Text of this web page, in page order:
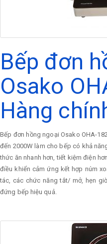
Bếp đơn
Osako
Hàng
Bếp đơn hồng ngoại Osako OHA-
đến 2000W làm cho bếp có khả
thức ăn nhanh hơn, tiết kiệm điện
điều khiển cảm ứng kết hợp núm
tác, các chức năng tắt/ mở, hẹn
đứng bếp hiệu quả.